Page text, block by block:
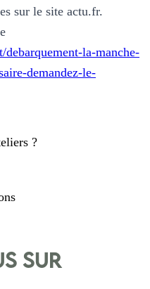
sur le site actu.fr.
la-manche-
demandez-le-
?
sur